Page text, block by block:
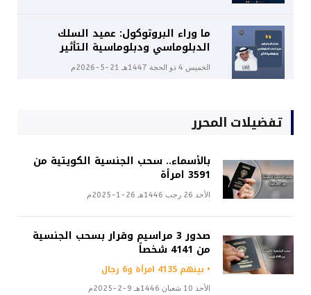
ما وراء البروتوكول: عميد السلك
الدبلوماسي ودبلوماسية التأثير
الخميس 4 ذو الحجة 1447هـ 21-5-2026م
تفضيلات المحرر
بالأسماء.. سحب الجنسية الكويتية من
3591 امرأة
الأحد 26 رجب 1446هـ 26-1-2025م
صدور 3 مراسيم وقرار بسحب الجنسية
من 4141 شخصاً
• بينهم 4135 امرأة و6 رجال
الأحد 10 شعبان 1446هـ 9-2-2025م